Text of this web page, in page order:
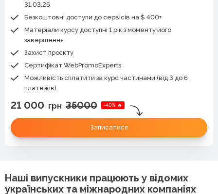
31.03.26
Безкоштовні доступи до сервісів на $ 400+
Матеріали курсу доступні 1 рік з моменту його
завершення
Захист проєкту
Сертифікат WebPromoExperts
Можливість сплатити за курс частинами (від 3 до 6
платежів).
21 000 грн 35000 -40% 🔥
Записатися
Наші випускники працюють у відомих
українських та міжнародних компаніях